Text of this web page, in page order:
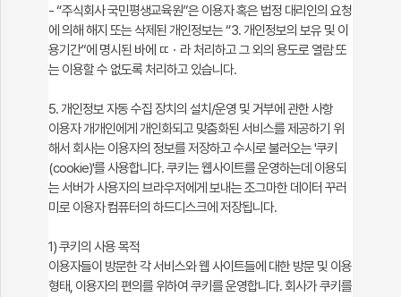
- “주식회사 국민평생교육원”은 이용자 혹은 법정 대리인의 요청
에 의해 해지 또는 삭제된 개인정보는 “3. 개인정보의 보유 및 이
용기간”에 명시된 바에 ㄸㆍ라 처리하고 그 외의 용도로 열람 또
는 이용할 수 없도록 처리하고 있습니다.
5. 개인정보 자동 수집 장치의 설치/운영 및 거부에 관한 사항
이용자 개개인에게 개인화되고 맞춤화된 서비스를 제공하기 위
해서 회사는 이용자의 정보를 저장하고 수시로 불러오는 '쿠키
(cookie)'를 사용합니다. 쿠키는 웹사이트를 운영하는데 이용되
는 서버가 사용자의 브라우저에게 보내는 조그마한 데이터 꾸러
미로 이용자 컴퓨터의 하드디스크에 저장됩니다.
1) 쿠키의 사용 목적
이용자들이 방문한 각 서비스와 웹 사이트들에 대한 방문 및 이용
형태, 이용자의 편의를 위하여 쿠키를 운영합니다. 회사가 쿠키를